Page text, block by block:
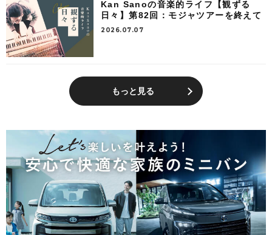
Kan Sanoの音楽的ライフ【観ずる
日々】第82回：モジャツアーを終えて
2026.07.07
もっと見る